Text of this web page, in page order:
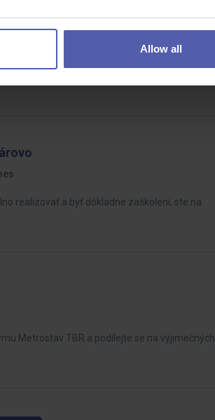
Allow all
Budete zodpovědní za montáž výrobků podle
realizovať a byť dôkladne zaškolení, ste na
Metrostav TBR a podílejte se na výjimečných